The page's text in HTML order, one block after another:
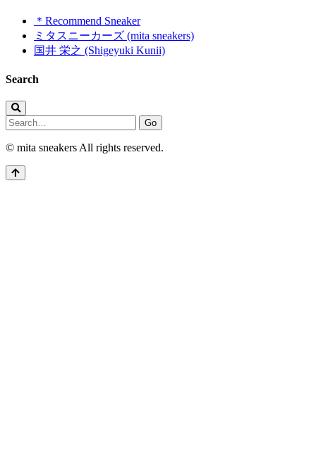
＊Recommend Sneaker
ミタスニーカーズ (mita sneakers)
国井 栄之 (Shigeyuki Kunii)
Search
Search
for:
© mita sneakers All rights reserved.